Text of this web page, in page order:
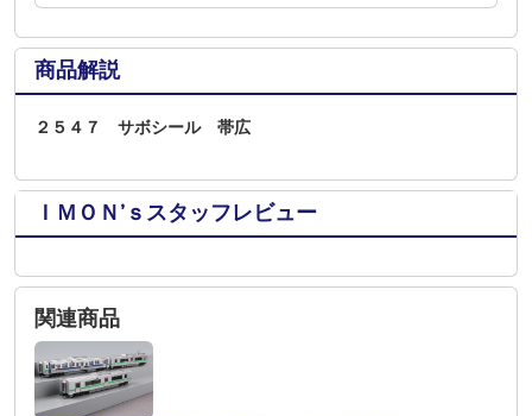
商品解説
２５４７ サボシール 帯広
ＩＭＯＮ’ｓスタッフレビュー
関連商品